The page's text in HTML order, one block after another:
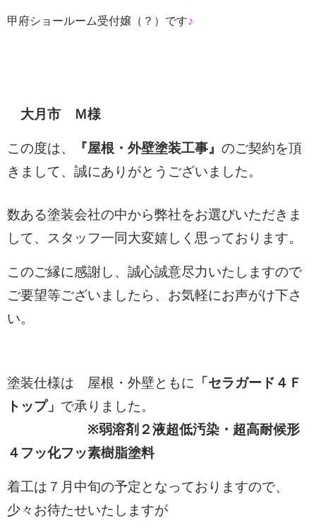
甲府ショールーム受付嬢（？）です♪
大月市 Ｍ様
この度は、 『屋根・外壁塗装工事』 のご契約を頂
きまして、 誠にありがとうございました。
数ある塗装会社の中から弊社をお選びいただきま
して、スタッフ一同大変嬉しく思っております。
このご縁に感謝し、誠心誠意尽力いたしますので
ご要望等ございましたら、お気軽にお声がけ下さ
い。
塗装仕様は 屋根・外壁ともに 「セラガード４Ｆ
トップ」 で承りました。
※弱溶剤２液超低汚染・超高耐候形
４フッ化フッ素樹脂塗料
着工は７ 月中旬の予定となっておりますので、
少々お待たせいたしますが